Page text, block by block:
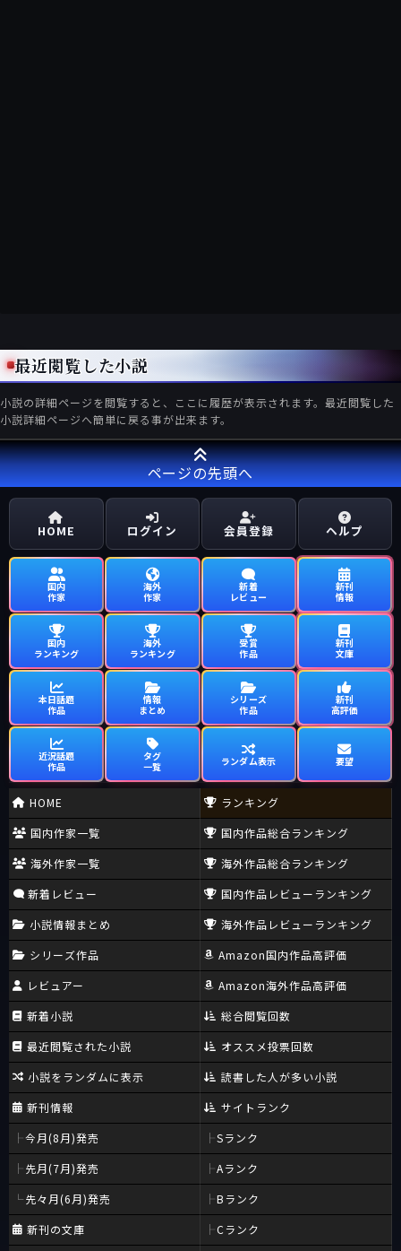
最近閲覧した小説
小説の詳細ページを閲覧すると、ここに履歴が表示されます。最近閲覧した
小説詳細ページへ簡単に戻る事が出来ます。
ページの先頭へ
HOME ログイン 会員登録 ヘルプ
国内
作家
海外
作家
新着
レビュー
新刊
情報
国内
ランキング
海外
ランキング
受賞
作品
新刊
文庫
本日話題
作品
情報
まとめ
シリーズ
作品
新刊
高評価
近況話題
作品
タグ
一覧
ランダム表示 要望
HOME
国内作家一覧
海外作家一覧
新着レビュー
小説情報まとめ
シリーズ作品
レビュアー
新着小説
最近閲覧された小説
小説をランダムに表示
新刊情報
今月(8月)発売
先月(7月)発売
先々月(6月)発売
新刊の文庫
ランキング
国内作品総合ランキング
海外作品総合ランキング
国内作品レビューランキング
海外作品レビューランキング
Amazon国内作品高評価
Amazon海外作品高評価
総合閲覧回数
オススメ投票回数
読書した人が多い小説
サイトランク
Sランク
Aランク
Bランク
Cランク